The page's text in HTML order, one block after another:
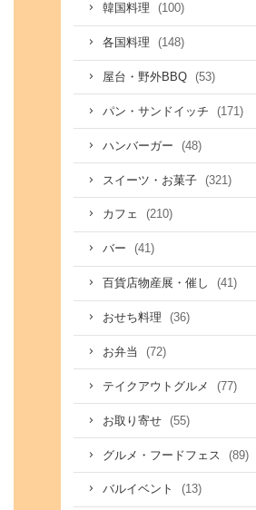
韓国料理 (100)
各国料理 (148)
屋台・野外BBQ (53)
パン・サンドイッチ (171)
ハンバーガー (48)
スイーツ・お菓子 (321)
カフェ (210)
バー (41)
百貨店物産展・催し (41)
おせち料理 (36)
お弁当 (72)
テイクアウトグルメ (77)
お取り寄せ (55)
グルメ・フードフェス (89)
バルイベント (13)